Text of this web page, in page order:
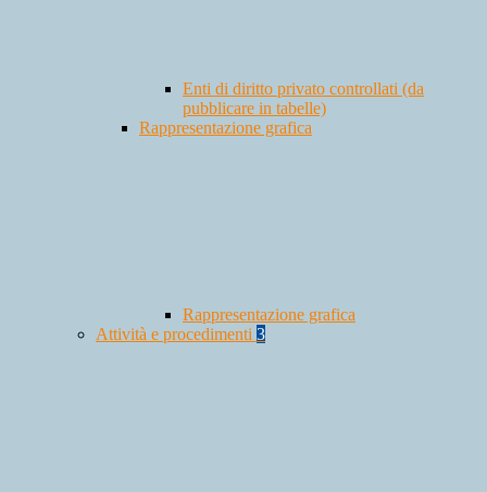
Enti di diritto privato controllati (da
pubblicare in tabelle)
Rappresentazione grafica
Rappresentazione grafica
Attività e procedimenti 3